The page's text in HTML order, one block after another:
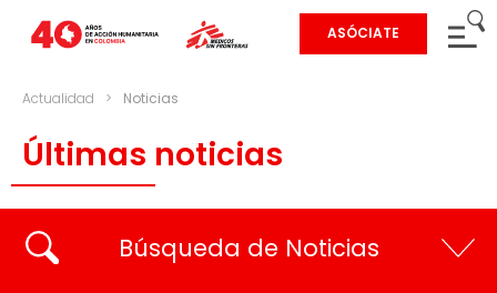
ASÓCIATE
Actualidad > Noticias
Últimas noticias
Búsqueda de Noticias